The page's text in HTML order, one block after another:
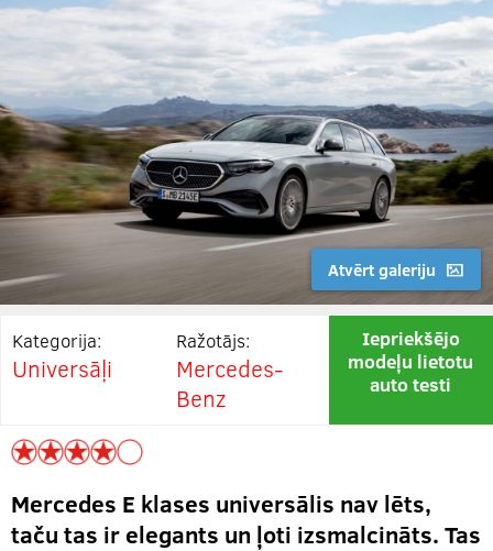
Atvērt galeriju
Kategorija:
Universāļi
Ražotājs:
Mercedes-
Benz
Iepriekšējo
modeļu lietotu
auto testi
Mercedes E klases universālis nav lēts,
taču tas ir elegants un ļoti izsmalcināts. Tas